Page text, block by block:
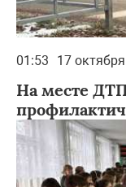
01:53 17 октября
На месте